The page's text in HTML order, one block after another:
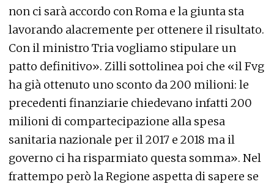
non ci sarà accordo con Roma e la giunta sta
lavorando alacremente per ottenere il risultato.
Con il ministro Tria vogliamo stipulare un
patto definitivo». Zilli sottolinea poi che «il Fvg
ha già ottenuto uno sconto da 200 milioni: le
precedenti finanziarie chiedevano infatti 200
milioni di compartecipazione alla spesa
sanitaria nazionale per il 2017 e 2018 ma il
governo ci ha risparmiato questa somma». Nel
frattempo però la Regione aspetta di sapere se